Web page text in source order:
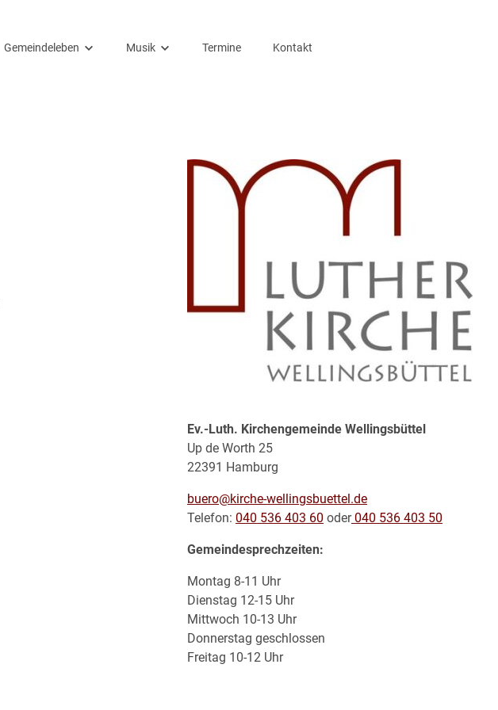
Gemeindeleben Musik Termine Kontakt
Ev.-Luth. Kirchengemeinde Wellingsbüttel
Up de Worth 25
22391 Hamburg
buero@kirche-wellingsbuettel.de
Telefon: 040 536 403 60 oder040 536 403 50
Gemeindesprechzeiten:
Montag 8-11 Uhr
Dienstag 12-15 Uhr
Mittwoch 10-13 Uhr
Donnerstag geschlossen
Freitag 10-12 Uhr